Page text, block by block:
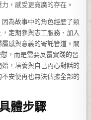
，感受更寬廣的存在。
為故事中的角色經歷了類
定期參與志工服務、加入
感與意義的寄託管道。關
，而是需要反覆實踐的習
，培養與自己內心對話的
安便再也無法佔據全部的
體步驟